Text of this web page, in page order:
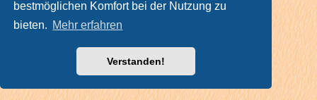
bestmöglichen Komfort bei der Nutzung zu
bieten. Mehr erfahren
Verstanden!